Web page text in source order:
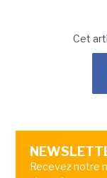
Cet
Recevez notre